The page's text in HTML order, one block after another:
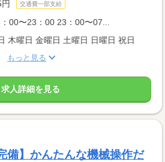
交通費一部支給
00〜23：00 23：00〜07...
木曜日 金曜日 土曜日 日曜日 祝日
もっと見る
求人詳細を見る
備】かんたんな機械操作だ